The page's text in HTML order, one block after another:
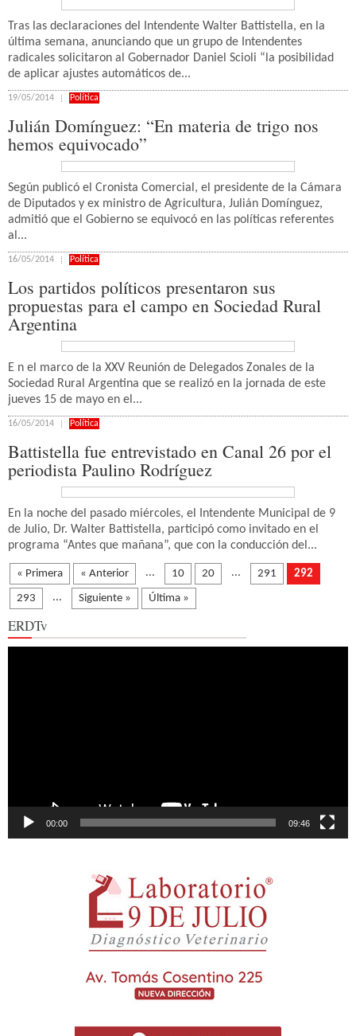
Tras las declaraciones del Intendente Walter Battistella, en la
última semana, anunciando que un grupo de Intendentes
radicales solicitaron al Gobernador Daniel Scioli “la posibilidad
de aplicar ajustes automáticos de...
19/05/2014 Política
Julián Domínguez: “En materia de trigo nos
hemos equivocado”
Según publicó el Cronista Comercial, el presidente de la Cámara
de Diputados y ex ministro de Agricultura, Julián Domínguez,
admitió que el Gobierno se equivocó en las políticas referentes
al...
16/05/2014 Política
Los partidos políticos presentaron sus
propuestas para el campo en Sociedad Rural
Argentina
E n el marco de la XXV Reunión de Delegados Zonales de la
Sociedad Rural Argentina que se realizó en la jornada de este
jueves 15 de mayo en el...
16/05/2014 Política
Battistella fue entrevistado en Canal 26 por el
periodista Paulino Rodríguez
En la noche del pasado miércoles, el Intendente Municipal de 9
de Julio, Dr. Walter Battistella, participó como invitado en el
programa “Antes que mañana”, que con la conducción del...
« Primera « Anterior ... 10 20 ... 291 292
293 ... Siguiente » Última »
ERDTv
00:00 09:46